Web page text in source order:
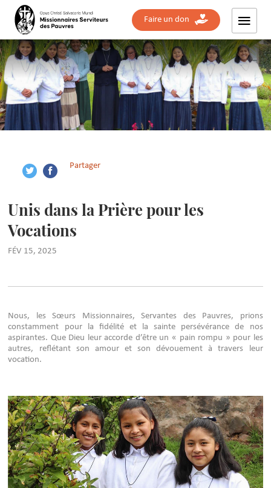
Faire un don
Partager
Unis dans la Prière pour les
Vocations
FÉV 15, 2025
Nous, les Sœurs Missionnaires, Servantes des Pauvres, prions
constamment pour la fidélité et la sainte persévérance de nos
aspirantes. Que Dieu leur accorde d’être un « pain rompu » pour les
autres, reflétant son amour et son dévouement à travers leur
vocation.